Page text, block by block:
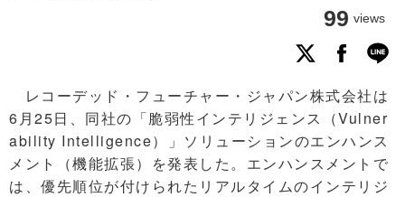
99 views
レコーデッド・フューチャー・ジャパン株式会社は
6月25日、同社の「脆弱性インテリジェンス（Vulner
ability Intelligence）」ソリューションのエンハンス
メント（機能拡張）を発表した。エンハンスメントで
は、優先順位が付けられたリアルタイムのインテリジ